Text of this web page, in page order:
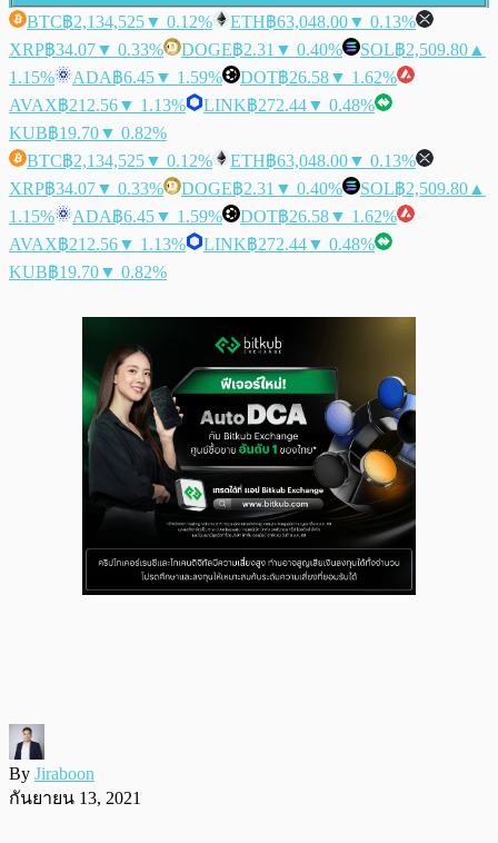
BTC฿2,134,525▼ 0.12% ETH฿63,048.00▼ 0.13%
XRP฿34.07▼ 0.33% DOGE฿2.31 ▼ 0.40% SOL฿2,509.80 ▲
1.15%
ADA฿6.45▼ 1.59% DOT฿26.58▼ 1.62%
AVAX฿212.56▼ 1.13% LINK฿272.44▼ 0.48%
KUB฿19.70▼ 0.82%
BTC฿2,134,525▼ 0.12% ETH฿63,048.00▼ 0.13%
XRP฿34.07▼ 0.33% DOGE฿2.31 ▼ 0.40% SOL฿2,509.80 ▲
1.15%
ADA฿6.45▼ 1.59% DOT฿26.58▼ 1.62%
AVAX฿212.56▼ 1.13% LINK฿272.44▼ 0.48%
KUB฿19.70▼ 0.82%
By Jiraboon
กันยายน 13, 2021